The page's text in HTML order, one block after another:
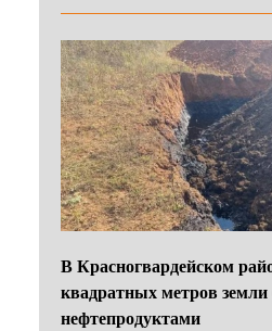
В Красногвардейском
квадратных метров
нефтепродуктами